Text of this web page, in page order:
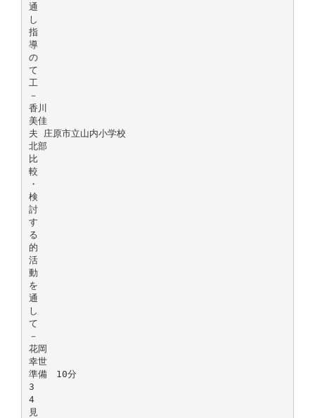
通
し
指
導
の
て
工
－
香川
美佳
夫 庄原市立山内小学校
北部
比
較
・
検
討
す
る
的
活
動
を
通
し
て
－
花岡
幸世
準備 10分
3
4
見